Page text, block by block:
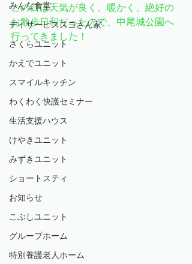
みんな食堂
デイサービススヨさん家
さくらユニット
かえでユニット
スマイルキッチン
わくわく快護セミナー
生活支援ハウス
けやきユニット
みずきユニット
ショートスティ
お知らせ
こぶしユニット
グループホーム
特別養護老人ホーム
この日は天気が良く、暖かく、絶好の
お散歩日和だったので、中尾城公園へ
行ってきました！